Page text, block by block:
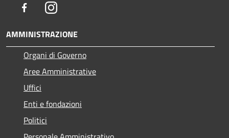
FacebookInstagram
AMMINISTRAZIONE
Organi di Governo
Aree Amministrative
Uffici
Enti e fondazioni
Politici